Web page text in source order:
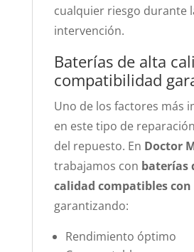
cualquier riesgo durante
intervención.
Baterías de alta
compatibilidad
Uno de los factores más
en este tipo de
del repuesto. En Doctor
trabajamos con baterías
calidad compatibles
garantizando:
Rendimiento óptimo